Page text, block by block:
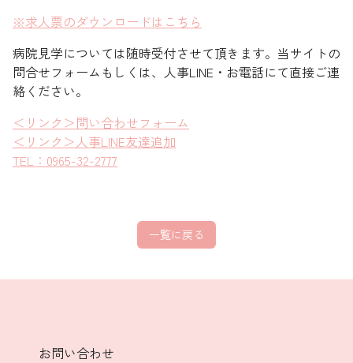
※求人票のダウンロードはこちら
病院見学については随時受付させて頂きます。当サイトの
問合せフォームもしくは、人事LINE・お電話にて直接ご連
絡ください。
＜リンク＞問い合わせフォーム
＜リンク＞人事LINE友達追加
TEL：0965-32-2777
一覧に戻る
お問い合わせ